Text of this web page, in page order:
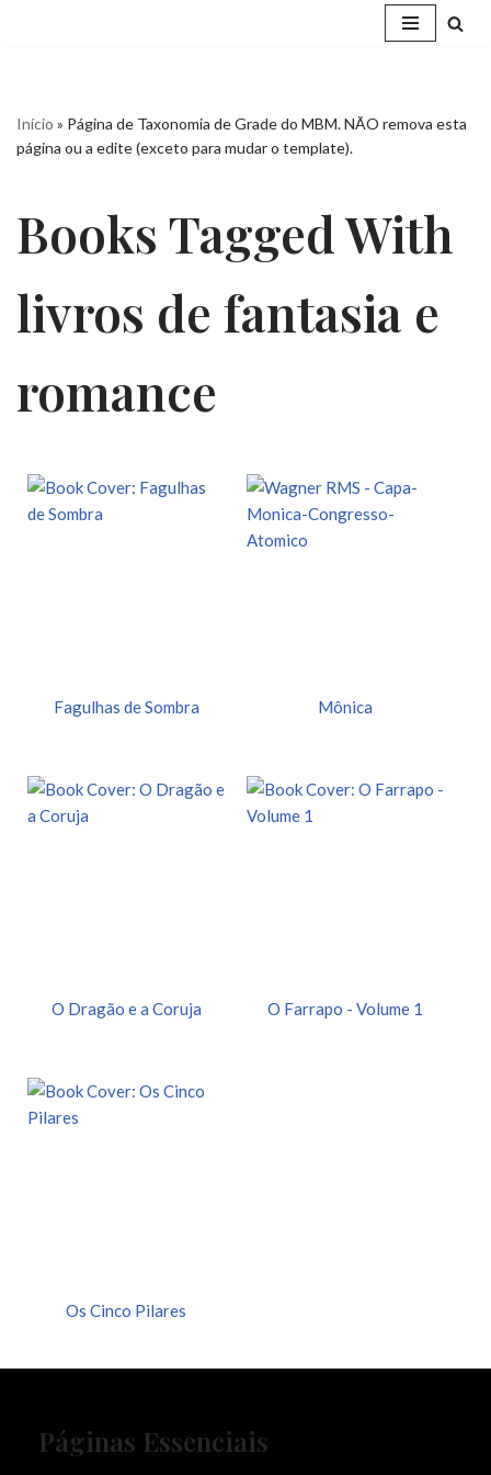
conteúdo
Início » Página de Taxonomia de Grade do MBM. NÃO remova esta
página ou a edite (exceto para mudar o template).
Books Tagged With
livros de fantasia e
romance
Fagulhas de Sombra Mônica
O Dragão e a Coruja O Farrapo - Volume 1
Os Cinco Pilares
Páginas Essenciais